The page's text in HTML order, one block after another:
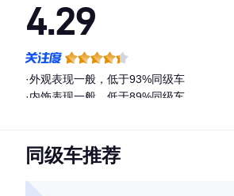
4.29
·外观表现一般，低于93%同级车
·内饰表现一般，低于89%同级车
同级车推荐